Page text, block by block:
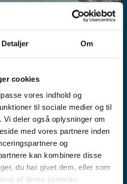
Detaljer Om
cookies
vores indhold og
til sociale medier og til
deler også oplysninger om
med vores partnere inden
og
kan kombinere disse
du har givet dem, eller som
af deres tjenester.
en undersøgelse
til
afsluttet tredje etape af
som er afgørende for at sikre
En undersøgelse
opbakning blandt
og sikringen af havnen.